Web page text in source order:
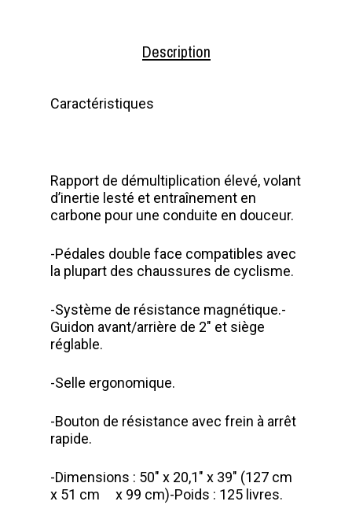
Description
Caractéristiques
Rapport de démultiplication élevé, volant
d’inertie lesté et entraînement en
carbone pour une conduite en douceur.
-Pédales double face compatibles avec
la plupart des chaussures de cyclisme.
-Système de résistance magnétique.-
Guidon avant/arrière de 2″ et siège
réglable.
-Selle ergonomique.
-Bouton de résistance avec frein à arrêt
rapide.
-Dimensions : 50″ x 20,1″ x 39″ (127 cm
x 51 cm x 99 cm)-Poids : 125 livres.